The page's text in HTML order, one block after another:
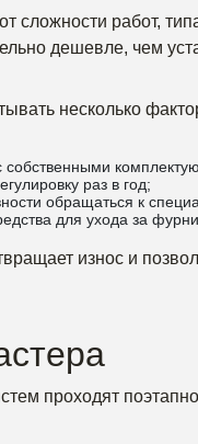
сложности работ,
дешевле, чем
несколько
собственными
раз в год;
обращаться к
для ухода за
износ и
проходят